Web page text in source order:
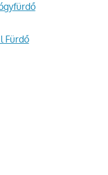
Fürdő